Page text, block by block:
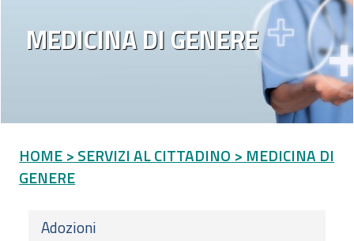
MEDICINA DI GENERE
HOME > SERVIZI AL CITTADINO > MEDICINA DI
GENERE
Adozioni